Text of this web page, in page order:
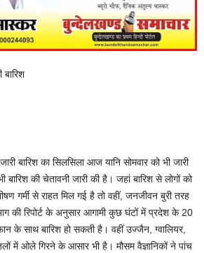
बारिश
बारिश का सिलसिला आज यानि सोमवार को भी जारी
बारिश की चेतावनी जारी की है। जहां बारिश से लोगों को
गर्मी से राहत मिल गई है तो वहीं, जनजीवन बुरी तरह
की रिपोर्ट के अनुसार आगामी कुछ घंटों में प्रदेश के 20
के साथ बारिश हो सकती है। वहीं उज्जैन, ग्वालियर,
में ओले गिरने के आसार भी है। मौसम वैज्ञानिकों ने पांच